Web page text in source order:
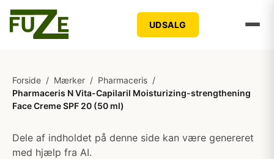
UDSALG
Forside / Mærker / Pharmaceris /
Pharmaceris N Vita-Capilaril Moisturizing-strengthening
Face Creme SPF 20 (50 ml)
Dele af indholdet på denne side kan være genereret
med hjælp fra AI.